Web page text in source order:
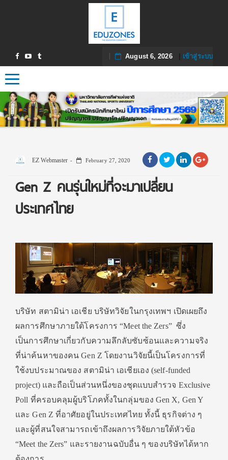
August 6, 2026| เข้าสู่ระบบ
Toggle navigation
EZ Webmaster February 27, 2020
Gen Z คนรุ่นใหม่ที่จะมาเปลี่ยน
ประเทศไทย
บริษัท สตามิน่า เอเชีย บริษัทวิจัยในกรุงเทพฯ เปิดเผยถึง
ผลการศึกษาภายใต้โครงการ “Meet the Zers” ซึ่ง
เป็นการศึกษาเกี่ยวกับความลึกลับซับซ้อนและความจริง
ที่น่าค้นหาของคน Gen Z โดยงานวิจัยนี้เป็นโครงการที่
ใช้งบประมาณของ สตามิน่า เอเชียเอง (self-funded
project) และถือเป็นส่วนหนึ่งของชุดแบบสำรวจ Exclusive
Poll ที่ครอบคลุมผู้บริโภคทั้งในกลุ่มของ Gen X, Gen Y
และ Gen Z ที่อาศัยอยู่ในประเทศไทย ทั้งนี้ ธุรกิจต่าง ๆ
และผู้ที่สนใจสามารถเข้าถึงผลการวิจัยภายใต้หัวข้อ
“Meet the Zers” และรายงานฉบับอื่น ๆ ของบริษัทได้หาก